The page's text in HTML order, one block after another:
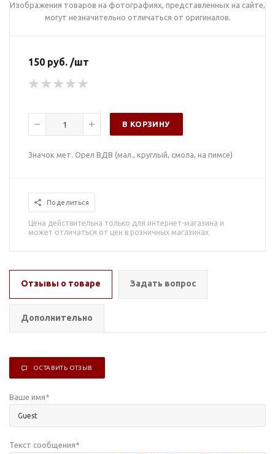
Изображения товаров на фотографиях, представленных на сайте,
могут незначительно отличаться от оригиналов.
150 руб. /шт
В КОРЗИНУ
Значок мет. Орел ВДВ (мал., круглый, смола, на пимсе)
Поделиться
Цена действительна только для интернет-магазина и
может отличаться от цен в розничных магазинах
Отзывы о товаре Задать вопрос
Дополнительно
ОСТАВИТЬ ОТЗЫВ
Ваше имя*
Текст сообщения*